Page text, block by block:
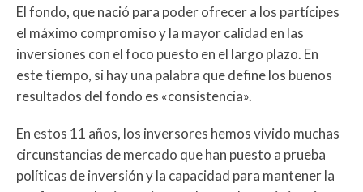
El fondo, que nació para poder ofrecer a los partícipes
el máximo compromiso y la mayor calidad en las
inversiones con el foco puesto en el largo plazo. En
este tiempo, si hay una palabra que define los buenos
resultados del fondo es «consistencia».
En estos 11 años, los inversores hemos vivido muchas
circunstancias de mercado que han puesto a prueba
políticas de inversión y la capacidad para mantener la